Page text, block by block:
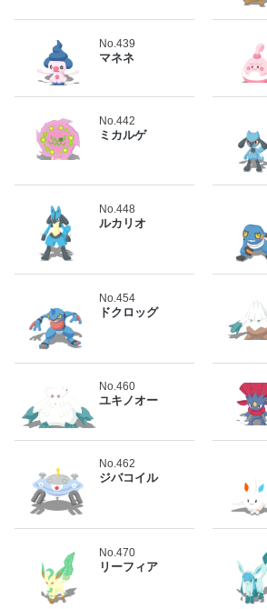
No.439
マネネ
No.442
ミカルゲ
No.448
ルカリオ
No.454
ドクロッグ
No.460
ユキノオー
No.462
ジバコイル
No.470
リーフィア